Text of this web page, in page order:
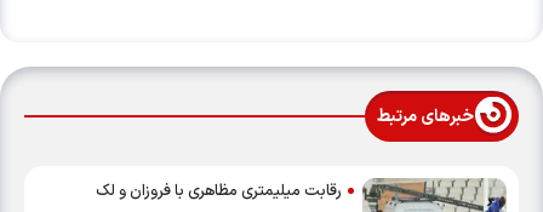
خبرهای مرتبط
رقابت میلیمتری مظاهری با فروزان و لک